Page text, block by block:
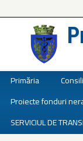
Primăria
Proiecte fonduri
SERVICIUL DE